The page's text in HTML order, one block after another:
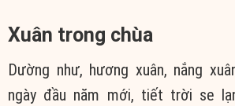
Xuân trong chùa
Dường như, hương xuân, nắng
ngày đầu năm mới, tiết trời se